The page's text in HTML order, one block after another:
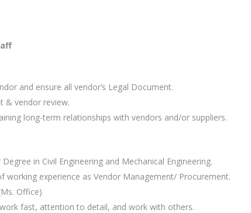
and ensure all vendor’s Legal Document.
& vendor review.
long-term relationships with vendors and/or suppliers.
in Civil Engineering and Mechanical Engineering.
working experience as Vendor Management/ Procurement.
Office)
fast, attention to detail, and work with others.